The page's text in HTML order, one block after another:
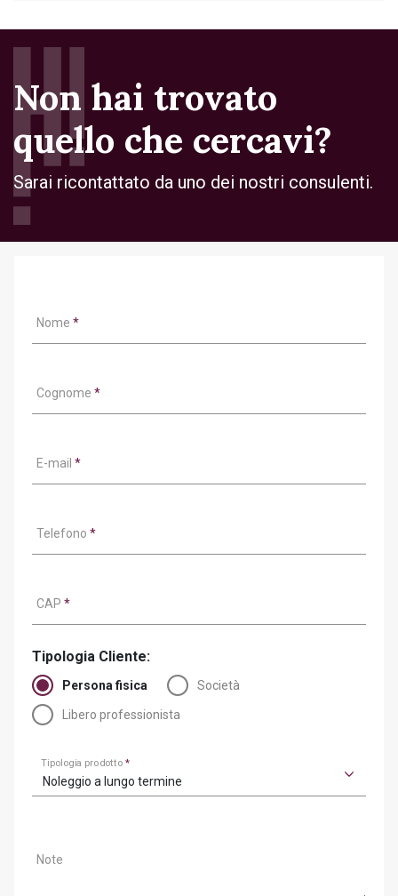
Non hai trovato
quello che cercavi?
Sarai ricontattato da uno dei nostri consulenti.
Nome *
Cognome *
E-mail *
Telefono *
CAP *
Tipologia Cliente:
Persona fisica Società
Libero professionista
Tipologia prodotto*
Noleggio a lungo termine
Note